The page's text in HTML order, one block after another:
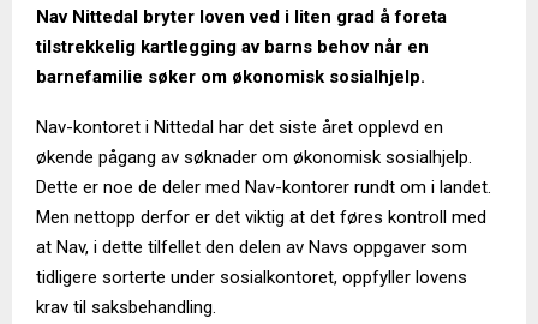
Nav Nittedal bryter loven ved i liten grad å foreta
tilstrekkelig kartlegging av barns behov når en
barnefamilie søker om økonomisk sosialhjelp.
Nav-kontoret i Nittedal har det siste året opplevd en
økende pågang av søknader om økonomisk sosialhjelp.
Dette er noe de deler med Nav-kontorer rundt om i landet.
Men nettopp derfor er det viktig at det føres kontroll med
at Nav, i dette tilfellet den delen av Navs oppgaver som
tidligere sorterte under sosialkontoret, oppfyller lovens
krav til saksbehandling.